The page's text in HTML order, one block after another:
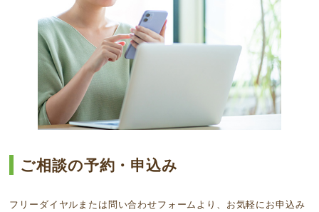
ご相談の予約・申込み
フリーダイヤルまたは問い合わせフォームより、お気軽にお申込み